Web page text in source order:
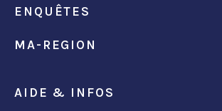
ENQUÊTES
MA-REGION
AIDE & INFOS